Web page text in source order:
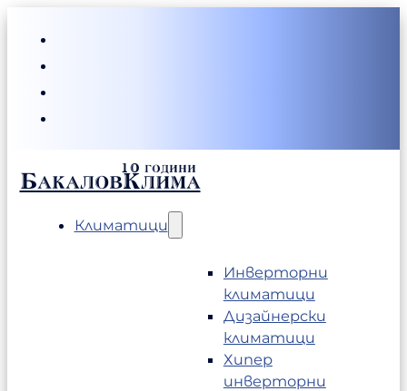
БакаловКлима
Климатици
Инверторни
климатици
Дизайнерски
климатици
Хипер
инверторни